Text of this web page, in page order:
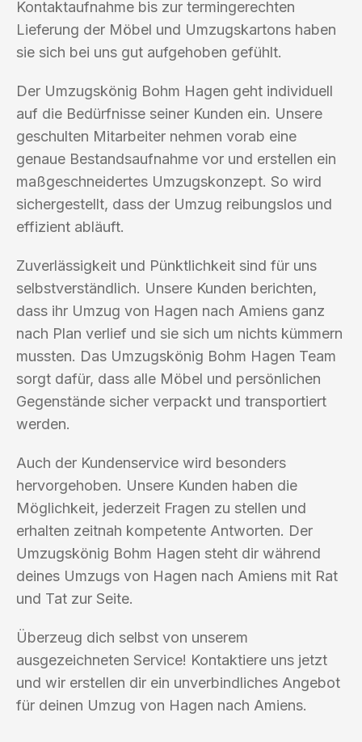
Kontaktaufnahme bis zur termingerechten
Lieferung der Möbel und Umzugskartons haben
sie sich bei uns gut aufgehoben gefühlt.
Der Umzugskönig Bohm Hagen geht individuell
auf die Bedürfnisse seiner Kunden ein. Unsere
geschulten Mitarbeiter nehmen vorab eine
genaue Bestandsaufnahme vor und erstellen ein
maßgeschneidertes Umzugskonzept. So wird
sichergestellt, dass der Umzug reibungslos und
effizient abläuft.
Zuverlässigkeit und Pünktlichkeit sind für uns
selbstverständlich. Unsere Kunden berichten,
dass ihr Umzug von Hagen nach Amiens ganz
nach Plan verlief und sie sich um nichts kümmern
mussten. Das Umzugskönig Bohm Hagen Team
sorgt dafür, dass alle Möbel und persönlichen
Gegenstände sicher verpackt und transportiert
werden.
Auch der Kundenservice wird besonders
hervorgehoben. Unsere Kunden haben die
Möglichkeit, jederzeit Fragen zu stellen und
erhalten zeitnah kompetente Antworten. Der
Umzugskönig Bohm Hagen steht dir während
deines Umzugs von Hagen nach Amiens mit Rat
und Tat zur Seite.
Überzeug dich selbst von unserem
ausgezeichneten Service! Kontaktiere uns jetzt
und wir erstellen dir ein unverbindliches Angebot
für deinen Umzug von Hagen nach Amiens.